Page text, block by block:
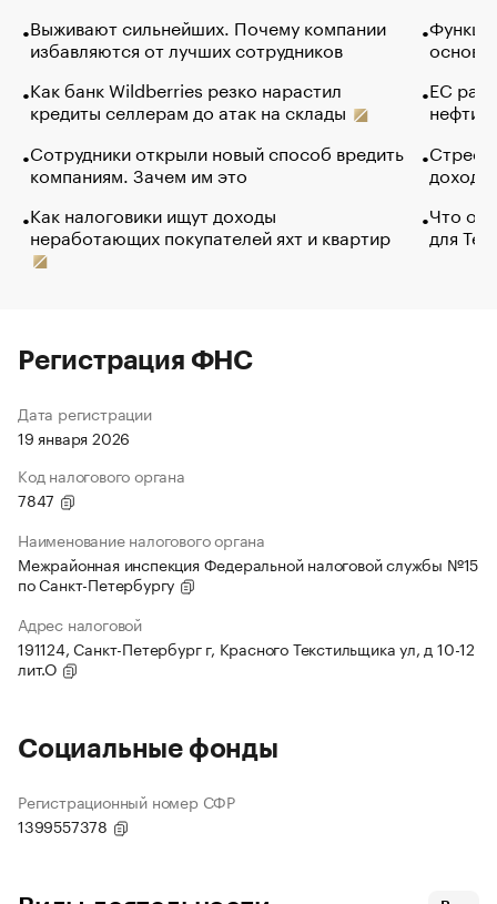
Выживают сильнейших. Почему компании
избавляются от лучших сотрудников
Как банк Wildberries резко нарастил
кредиты селлерам до атак на склады
Сотрудники открыли новый способ вредить
компаниям. Зачем им это
Как налоговики ищут доходы
неработающих покупателей яхт и квартир
основ
ЕС
нефти
Что
для
Регистрация ФНС
Дата регистрации
19 января 2026
Код налогового органа
7847
Наименование налогового органа
Межрайонная инспекция Федеральной налоговой службы №15
по Санкт-Петербургу
Адрес налоговой
191124, Санкт-Петербург г, Красного Текстильщика ул, д 10-12
лит.О
Социальные фонды
Регистрационный номер СФР
1399557378